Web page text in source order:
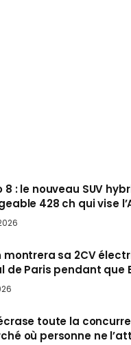
8 : le nouveau SUV
428 ch qui vise
Europe cet automne
montrera sa 2CV
de Paris pendant que
le salon
toute la
où personne ne